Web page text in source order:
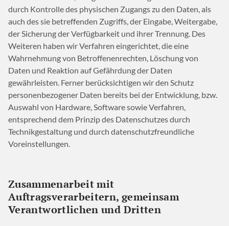
durch Kontrolle des physischen Zugangs zu den Daten, als
auch des sie betreffenden Zugriffs, der Eingabe, Weitergabe,
der Sicherung der Verfügbarkeit und ihrer Trennung. Des
Weiteren haben wir Verfahren eingerichtet, die eine
Wahrnehmung von Betroffenenrechten, Löschung von
Daten und Reaktion auf Gefährdung der Daten
gewährleisten. Ferner berücksichtigen wir den Schutz
personenbezogener Daten bereits bei der Entwicklung, bzw.
Auswahl von Hardware, Software sowie Verfahren,
entsprechend dem Prinzip des Datenschutzes durch
Technikgestaltung und durch datenschutzfreundliche
Voreinstellungen.
Zusammenarbeit mit
Auftragsverarbeitern, gemeinsam
Verantwortlichen und Dritten